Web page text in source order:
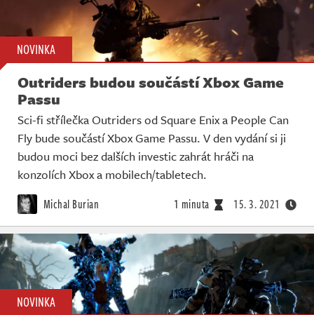
NOVINKA
Outriders budou součástí Xbox Game
Passu
Sci-fi střílečka Outriders od Square Enix a People Can
Fly bude součástí Xbox Game Passu. V den vydání si ji
budou moci bez dalších investic zahrát hráči na
konzolích Xbox a mobilech/tabletech.
Michal Burian 1 minuta 15. 3. 2021
NOVINKA